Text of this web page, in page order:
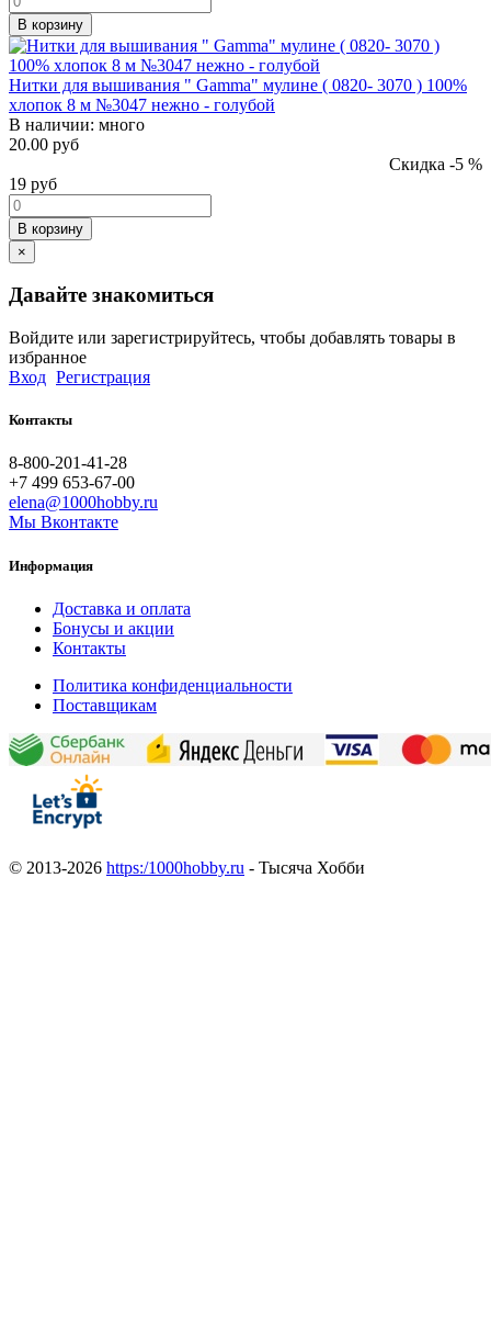
В корзину
Нитки для вышивания " Gamma" мулине ( 0820- 3070 ) 100%
хлопок 8 м №3047 нежно - голубой
В наличии: много
20.00 руб
Скидка -5 %
19 руб
В корзину
×
Давайте знакомиться
Войдите или зарегистрируйтесь, чтобы добавлять товары в
избранное
Вход Регистрация
Контакты
8-800-201-41-28
+7 499 653-67-00
elena@1000hobby.ru
Мы Вконтакте
Информация
Доставка и оплата
Бонусы и акции
Контакты
Политика конфиденциальности
Поставщикам
© 2013-2026 https:/1000hobby.ru - Тысяча Хобби